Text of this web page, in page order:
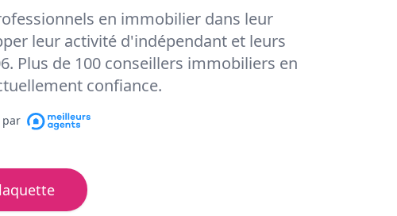
en immobilier dans leur
leur activité d'indépendant et leurs
Plus de 100 conseillers immobiliers en
confiance.
par